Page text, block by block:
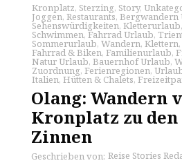
Kronplatz, Sterzing, Story,
Joggen, Restaurants, Bergwandern
Sehenswürdigkeiten, Kletterurlaub,
Schwimmen, Fahrrad Urlaub,
Sommerurlaub, Wandern, Klettern,
Fahrrad & Biken, Familienurlaub,
Natur Urlaub, Bauernhof Urlaub,
Zuordnung, Ferienregionen,
Italien, Hütten & Chalets,
Olang: Wandern
Kronplatz zu
Zinnen
Geschrieben von: Reise Stories